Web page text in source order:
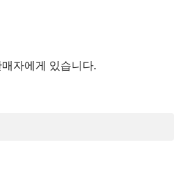
자에게 있습니다.